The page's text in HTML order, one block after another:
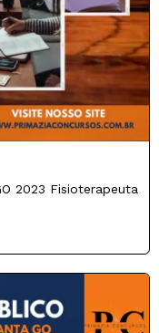
2023 Fisioterapeuta